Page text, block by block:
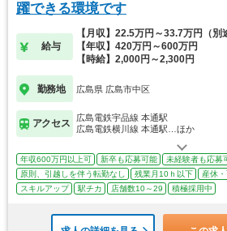
躍できる環境です
給与
【月収】22.5万円～33.7万円（別
【年収】420万円～600万円
【時給】2,000円～2,300円
勤務地 広島県 広島市中区
アクセス
広島電鉄宇品線 本通駅
広島電鉄横川線 本通駅…ほか
年収600万円以上可 新卒も応募可能
未経験者も応募
原則、引越しを伴う転勤なし
残業月10ｈ以下
産休
スキルアップ
駅チカ 店舗数10～29 積極採用中